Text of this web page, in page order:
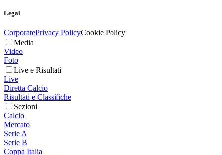
Legal
CorporatePrivacy PolicyCookie Policy
Media
Video
Foto
Live e Risultati
Live
Diretta Calcio
Risultati e Classifiche
Sezioni
Calcio
Mercato
Serie A
Serie B
Coppa Italia